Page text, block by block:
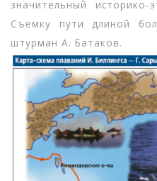
значительный историко-
Съемку пути длиной
штурман А. Батаков.